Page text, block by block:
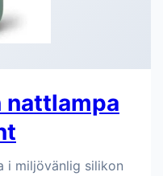
nattlampa
i miljövänlig silikon